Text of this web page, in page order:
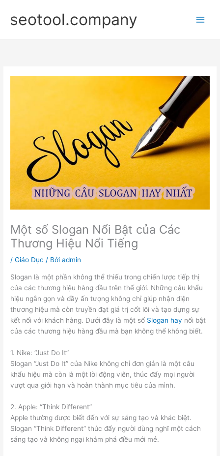
dung
seotool.company
Một số Slogan Nổi Bật của Các
Thương Hiệu Nổi Tiếng
/Giáo Dục / Bởiadmin
Slogan là một phần không thể thiếu trong chiến lược tiếp thị
của các thương hiệu hàng đầu trên thế giới. Những câu khẩu
hiệu ngắn gọn và đầy ấn tượng không chỉ giúp nhận diện
thương hiệu mà còn truyền đạt giá trị cốt lõi và tạo dựng sự
kết nối với khách hàng. Dưới đây là một số Slogan hay nổi bật
của các thương hiệu hàng đầu mà bạn không thể không biết.
1. Nike: “Just Do It”
Slogan “Just Do It” của Nike không chỉ đơn giản là một câu
khẩu hiệu mà còn là một lời động viên, thúc đẩy mọi người
vượt qua giới hạn và hoàn thành mục tiêu của mình.
2. Apple: “Think Different”
Apple thường được biết đến với sự sáng tạo và khác biệt.
Slogan “Think Different” thúc đẩy người dùng nghĩ một cách
sáng tạo và không ngại khám phá điều mới mẻ.